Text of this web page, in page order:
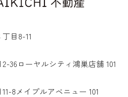
目8-11
36ローヤルシティ鴻巣店舗 101
8メイプルアベニュー 101